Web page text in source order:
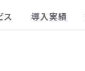
ス 導入実績